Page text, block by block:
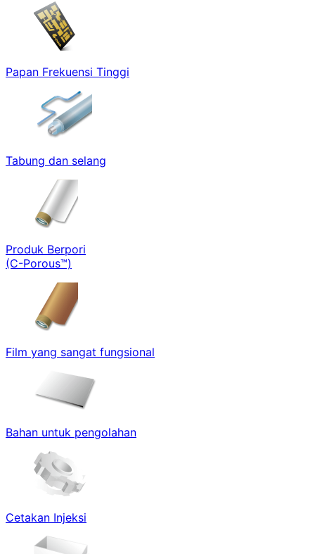
Papan Frekuensi Tinggi
Tabung dan selang
Produk Berpori
(C-Porous™)
Film yang sangat fungsional
Bahan untuk pengolahan
Cetakan Injeksi